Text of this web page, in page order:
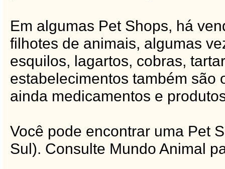
Em algumas Pet Shops, há
filhotes de animais, algumas
esquilos, lagartos, cobras,
estabelecimentos também são
ainda medicamentos e
Você pode encontrar uma Pet
Sul). Consulte Mundo Animal